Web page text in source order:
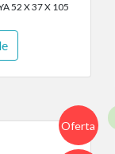
52 X 37 X 105
Oferta